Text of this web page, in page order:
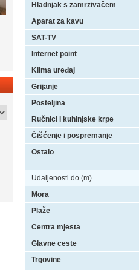
Hladnjak s zamrzivačem
Aparat za kavu
SAT-TV
Internet point
Klima uređaj
Grijanje
Posteljina
Ručnici i kuhinjske krpe
Čišćenje i pospremanje
Ostalo
Udaljenosti do (m)
Mora
Plaže
Centra mjesta
Glavne ceste
Trgovine